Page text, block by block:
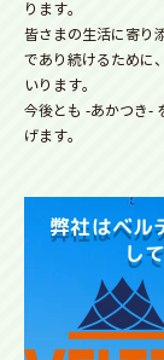
ります。
皆さまの生活に寄り
であり続けるために
いります。
今後とも -あかつき-
げます。
弊社はベル
し